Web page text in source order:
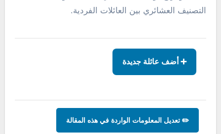
التصنيف العشائري بين العائلات الفردية.
➕ أضف عائلة جديدة
✏️ تعديل المعلومات الواردة في هذه المقالة